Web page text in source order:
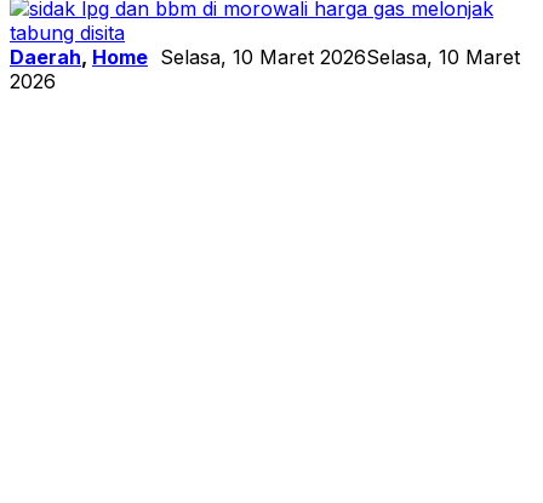
Daerah, Home Selasa, 10 Maret 2026Selasa, 10 Maret
2026